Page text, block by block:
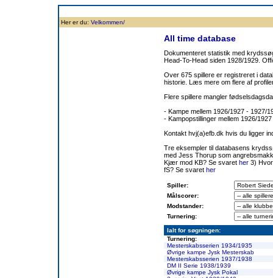
Her er du: Velkommen/
All time database
Dokumenteret statistik med
Head-To-Head siden 1928/1929.
Over 675 spillere er registreret i
historie. Læs mere om flere af
Flere spillere mangler
- Kampe mellem 1926/1927 - 1927/
- Kampopstillinger mellem 1926/
Kontakt hvj(a)efb.dk hvis du ligger
Tre eksempler til databasens
med Jess Thorup som
Kjær mod KB? Se svaret her 3)
fS? Se svaret her
Spiller:
Målscorer:
Modstander:
Turnering:
Ialt for søgningen:
Turnering:
Mesterskabsserien 1934/1935
Øvrige kampe Jysk Mesterskab
Mesterskabsserien 1937/1938
DM II Serie 1938/1939
Øvrige kampe Jysk Pokal